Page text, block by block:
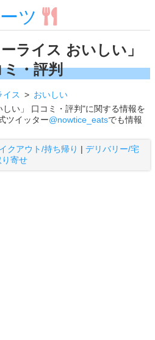
ツ
ライス おいしい」
ミ・評判
イス
おいしい
い」 口コミ・評判"に関する情報を
ツイッター@nowtice_eatsでも情報
クアウト/持ち帰り | デリバリー/宅
り寄せ